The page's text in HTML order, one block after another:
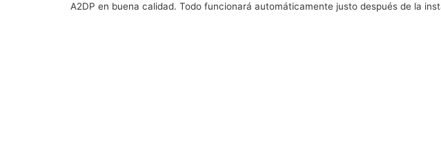
A2DP en buena calidad. Todo funcionará automáticamente justo después de la